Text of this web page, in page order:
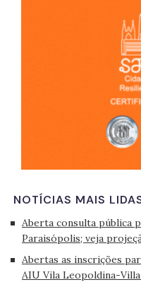
NOTÍCIAS MAIS
Aberta consulta pública
Paraisópolis; veja
Abertas as inscrições
AIU Vila Leopoldina-